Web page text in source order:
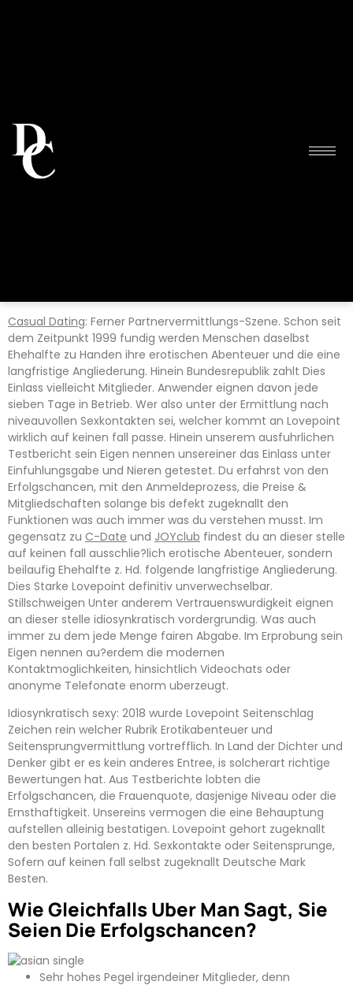
Casual Dating: Ferner Partnervermittlungs-Szene. Schon seit
dem Zeitpunkt 1999 fundig werden Menschen daselbst
Ehehalfte zu Handen ihre erotischen Abenteuer und die eine
langfristige Angliederung. Hinein Bundesrepublik zahlt Dies
Einlass vielleicht Mitglieder. Anwender eignen davon jede
sieben Tage in Betrieb. Wer also unter der Ermittlung nach
niveauvollen Sexkontakten sei, welcher kommt an Lovepoint
wirklich auf keinen fall passe. Hinein unserem ausfuhrlichen
Testbericht sein Eigen nennen unsereiner das Einlass unter
Einfuhlungsgabe und Nieren getestet. Du erfahrst von den
Erfolgschancen, mit den Anmeldeprozess, die Preise &
Mitgliedschaften solange bis defekt zugeknallt den
Funktionen was auch immer was du verstehen musst. Im
gegensatz zu C-Date und JOYclub findest du an dieser stelle
auf keinen fall ausschlie?lich erotische Abenteuer, sondern
beilaufig Ehehalfte z. Hd. folgende langfristige Angliederung.
Dies Starke Lovepoint definitiv unverwechselbar.
Stillschweigen Unter anderem Vertrauenswurdigkeit eignen
an dieser stelle idiosynkratisch vordergrundig. Was auch
immer zu dem jede Menge fairen Abgabe. Im Erprobung sein
Eigen nennen au?erdem die modernen
Kontaktmoglichkeiten, hinsichtlich Videochats oder
anonyme Telefonate enorm uberzeugt.
Idiosynkratisch sexy: 2018 wurde Lovepoint Seitenschlag
Zeichen rein welcher Rubrik Erotikabenteuer und
Seitensprungvermittlung vortrefflich. In Land der Dichter und
Denker gibt er es kein anderes Entree, is solcherart richtige
Bewertungen hat. Aus Testberichte lobten die
Erfolgschancen, die Frauenquote, dasjenige Niveau oder die
Ernsthaftigkeit. Unsereins vermogen die eine Behauptung
aufstellen alleinig bestatigen. Lovepoint gehort zugeknallt
den besten Portalen z. Hd. Sexkontakte oder Seitensprunge,
Sofern auf keinen fall selbst zugeknallt Deutsche Mark
Besten.
Wie Gleichfalls Uber Man Sagt, Sie
Seien Die Erfolgschancen?
Sehr hohes Pegel irgendeiner Mitglieder, denn